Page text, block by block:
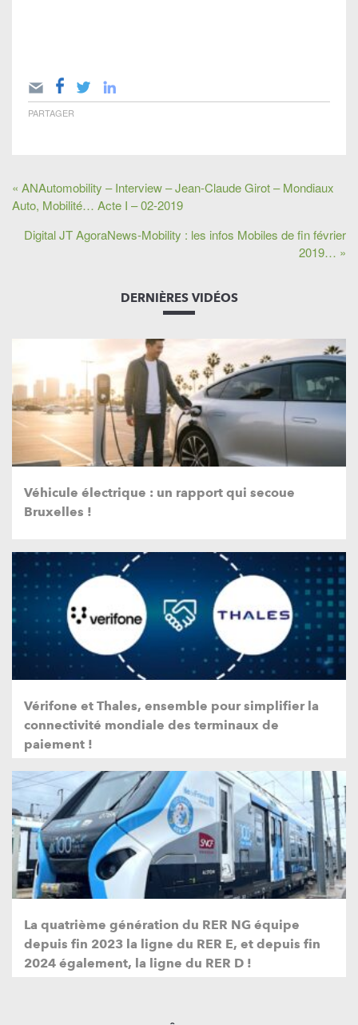
PARTAGER
« ANAutomobility – Interview – Jean-Claude Girot – Mondiaux
Auto, Mobilité… Acte I – 02-2019
Digital JT AgoraNews-Mobility : les infos Mobiles de fin février
2019… »
DERNIÈRES VIDÉOS
Véhicule électrique : un rapport qui secoue
Bruxelles !
Vérifone et Thales, ensemble pour simplifier la
connectivité mondiale des terminaux de
paiement !
La quatrième génération du RER NG équipe
depuis fin 2023 la ligne du RER E, et depuis fin
2024 également, la ligne du RER D !